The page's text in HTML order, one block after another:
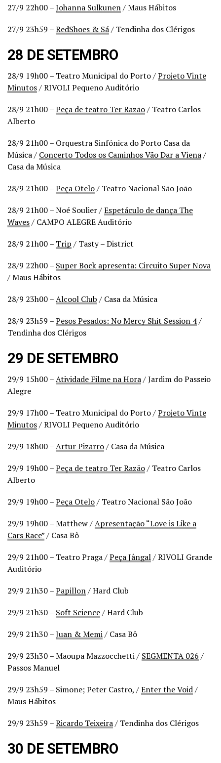
27/9 22h00 –Johanna Sulkunen/ Maus Hábitos
27/9 23h59 –RedShoes & Sá/ Tendinha dos Clérigos
28 DE SETEMBRO
28/9 19h00 – Teatro Municipal do Porto /Projeto Vinte
Minutos/ RIVOLI Pequeno Auditório
28/9 21h00 –Peça de teatro Ter Razão/ Teatro Carlos
Alberto
28/9 21h00 – Orquestra Sinfónica do Porto Casa da
Música / Concerto Todos os Caminhos Vão Dar a Viena/
Casa da Música
28/9 21h00 –Peça Otelo/ Teatro Nacional São João
28/9 21h00 – Noé Soulier /Espetáculo de dança The
Waves/ CAMPO ALEGRE Auditório
28/9 21h00 – Trip / Tasty – District
28/9 22h00 – Super Bock apresenta: Circuito Super Nova
/ Maus Hábitos
28/9 23h00 –Alcool Club / Casa da Música
28/9 23h59 –Pesos Pesados: No Mercy Shit Session 4/
Tendinha dos Clérigos
29 DE SETEMBRO
29/9 15h00 –Atividade Filme na Hora/ Jardim do Passeio
Alegre
29/9 17h00 – Teatro Municipal do Porto /Projeto Vinte
Minutos/ RIVOLI Pequeno Auditório
29/9 18h00 –Artur Pizarro/ Casa da Música
29/9 19h00 –Peça de teatro Ter Razão/ Teatro Carlos
Alberto
29/9 19h00 –Peça Otelo/ Teatro Nacional São João
29/9 19h00 – Matthew /Apresentação “Love is Like a
Cars Race”/ Casa Bô
29/9 21h00 – Teatro Praga /Peça Jângal/ RIVOLI Grande
Auditório
29/9 21h30 –Papillon/ Hard Club
29/9 21h30 – Soft Science/ Hard Club
29/9 21h30 –Juan & Memi/ Casa Bô
29/9 23h30 – Maoupa Mazzocchetti / SEGMENTA 026 /
Passos Manuel
29/9 23h59 – Simone; Peter Castro, /Enter the Void/
Maus Hábitos
29/9 23h59 –Ricardo Teixeira/ Tendinha dos Clérigos
30 DE SETEMBRO